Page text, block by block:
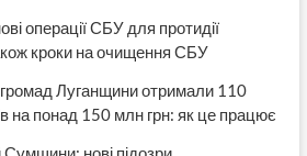
операції СБУ для протидії
кроки на очищення СБУ
Луганщини отримали 110
на понад 150 млн грн: як це працює